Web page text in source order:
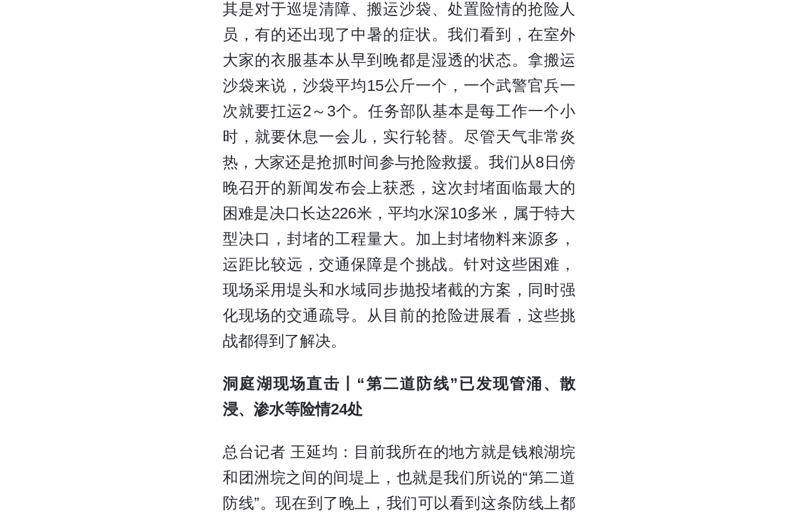
其是对于巡堤清障、搬运沙袋、处置险情的抢险人
员，有的还出现了中暑的症状。我们看到，在室外
大家的衣服基本从早到晚都是湿透的状态。拿搬运
沙袋来说，沙袋平均15公斤一个，一个武警官兵一
次就要扛运2～3个。任务部队基本是每工作一个小
时，就要休息一会儿，实行轮替。尽管天气非常炎
热，大家还是抢抓时间参与抢险救援。我们从8日傍
晚召开的新闻发布会上获悉，这次封堵面临最大的
困难是决口长达226米，平均水深10多米，属于特大
型决口，封堵的工程量大。加上封堵物料来源多，
运距比较远，交通保障是个挑战。针对这些困难，
现场采用堤头和水域同步抛投堵截的方案，同时强
化现场的交通疏导。从目前的抢险进展看，这些挑
战都得到了解决。
洞庭湖现场直击丨“第二道防线”已发现管涌、散
浸、渗水等险情24处
总台记者 王延均：目前我所在的地方就是钱粮湖垸
和团洲垸之间的间堤上，也就是我们所说的“第二道
防线”。现在到了晚上，我们可以看到这条防线上都